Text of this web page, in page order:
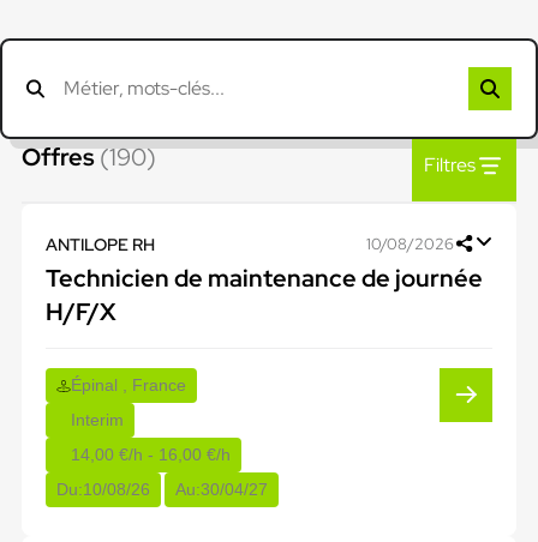
Offres(190) Filtres
ANTILOPE RH 10/08/2026
Technicien de maintenance de journée
H/F/X
Épinal , France
Interim
14,00 €/h - 16,00 €/h
Du:10/08/26 Au:30/04/27